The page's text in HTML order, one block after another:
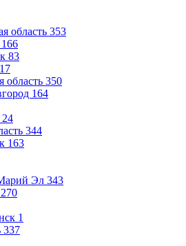
область 353
166
83
17
область 350
164
24
344
163
Эл 343
270
1
337